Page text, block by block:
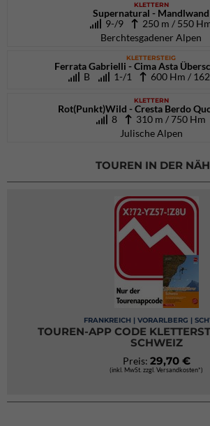
KLETTERN
Supernatural - Mandlwand
9-/9
250 m / 550
Berchtesgadener Alpen
KLETTERSTEIG
Ferrata Gabrielli - Cima Asta
B
1-/1 600 Hm /
KLETTERN
Rot(Punkt)Wild - Cresta Berdo
8
310 m / 750 Hm
Julische Alpen
TOUREN IN DER
FRANKREICH | VORARLBERG |
TOUREN-APP CODE
SCHWEIZ
Preis: 29,70 €
(inkl. MwSt. zzgl. Versandkosten*)